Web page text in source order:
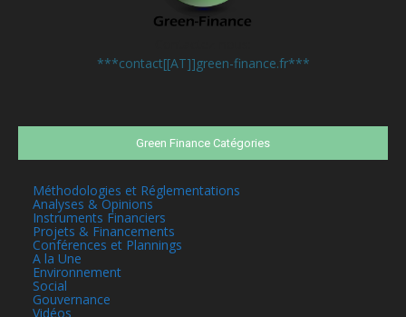
***contact[[AT]]green-finance.fr***
Green Finance Catégories
Méthodologies et Réglementations
Analyses & Opinions
Instruments Financiers
Projets & Financements
Conférences et Plannings
A la Une
Environnement
Social
Gouvernance
Vidéos